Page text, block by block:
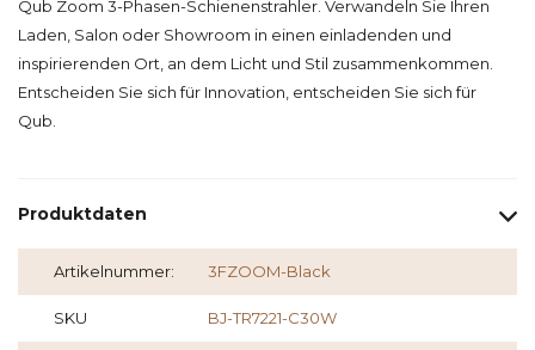
Qub Zoom 3-Phasen-Schienenstrahler. Verwandeln Sie Ihren
Laden, Salon oder Showroom in einen einladenden und
inspirierenden Ort, an dem Licht und Stil zusammenkommen.
Entscheiden Sie sich für Innovation, entscheiden Sie sich für
Qub.
Produktdaten
Artikelnummer: 3FZOOM-Black
SKU BJ-TR7221-C30W